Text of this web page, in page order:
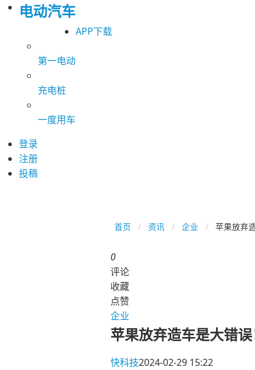
电动汽车
APP下载
第一电动
充电桩
一度用车
登录
注册
投稿
首页 资讯 企业 苹果放弃
0
评论
收藏
点赞
企业
苹果放弃造车是大错
快科技2024-02-29 15:22